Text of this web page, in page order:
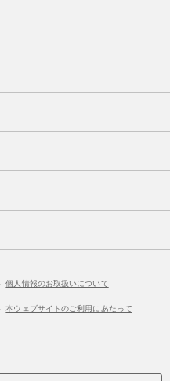
個人情報のお取扱いについて
本ウェブサイトのご利用にあたって